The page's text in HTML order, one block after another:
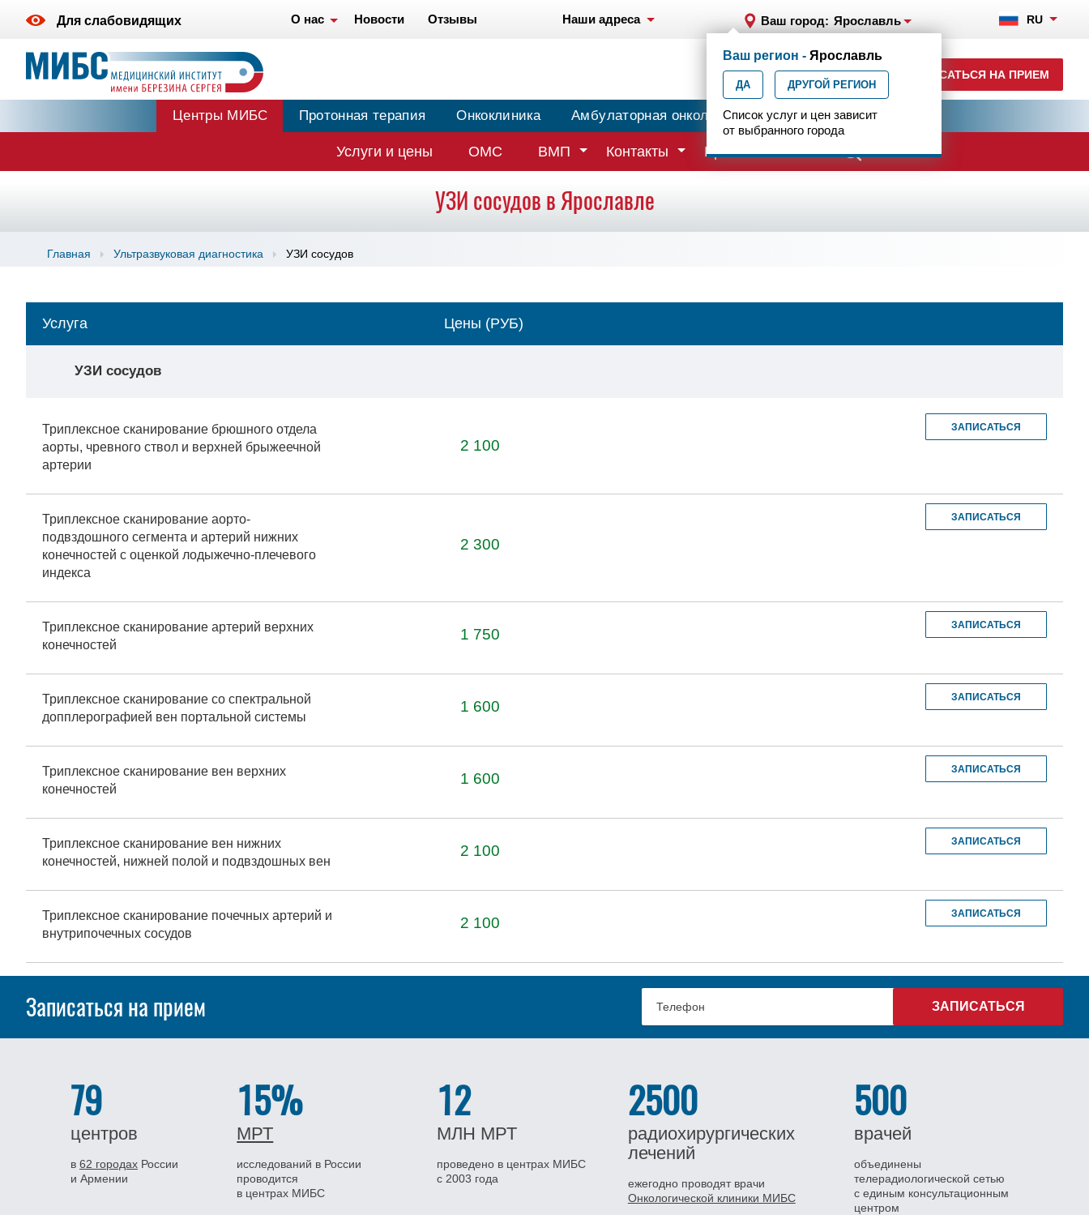
Для слабовидящих О нас Новости Отзывы Наши адреса Ваш город: Ярославль RU
+7 (4852) 208-218
ежедн. 7.00-23.00
ЗАПИСАТЬСЯ НА ПРИЕМ
Ваш регион - Ярославль
ДА ДРУГОЙ РЕГИОН
Список услуг и цен зависит
от выбранного города
Центры МИБС Протонная терапия Онкоклиника Амбулаторная онкология Центр эпилептологии
Услуги и цены ОМС ВМП Контакты Врачи
УЗИ сосудов в Ярославле
Главная Ультразвуковая диагностика УЗИ сосудов
Услуга Цены (РУБ)
УЗИ сосудов
Триплексное сканирование брюшного отдела
аорты, чревного ствол и верхней брыжеечной
артерии
2 100
ЗАПИСАТЬСЯ
Триплексное сканирование аорто-
подвздошного сегмента и артерий нижних
конечностей с оценкой лодыжечно-плечевого
индекса
2 300
ЗАПИСАТЬСЯ
Триплексное сканирование артерий верхних
конечностей
1 750
ЗАПИСАТЬСЯ
Триплексное сканирование со спектральной
допплерографией вен портальной системы
1 600
ЗАПИСАТЬСЯ
Триплексное сканирование вен верхних
конечностей
1 600
ЗАПИСАТЬСЯ
Триплексное сканирование вен нижних
конечностей, нижней полой и подвздошных вен
2 100
ЗАПИСАТЬСЯ
Триплексное сканирование почечных артерий и
внутрипочечных сосудов
2 100
ЗАПИСАТЬСЯ
Записаться на прием
79
центров
в 62 городах России
и Армении
15%
МРТ
исследований в России
проводится
в центрах МИБС
12
МЛН МРТ
проведено в центрах МИБС
с 2003 года
2500
радиохирургических
лечений
ежегодно проводят врачи
Онкологической клиники МИБС
500
врачей
объединены
телерадиологической сетью
с единым консультационным
центром